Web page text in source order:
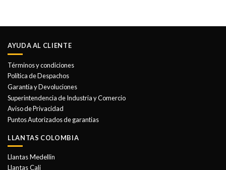
múltiples
Las
elegir
en
la
página
de
múltiples
AYUDA AL CLIENTE
Términos y condiciones
Política de Despachos
Garantía y Devoluciones
Superintendencia de Industria y Comercio
Aviso de Privacidad
Puntos Autorizados de garantias
LLANTAS COLOMBIA
Llantas Medellin
Llantas Cali